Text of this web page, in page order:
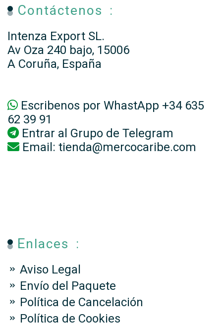
Contáctenos :
Intenza Export SL.
Av Oza 240 bajo, 15006
A Coruña, España
Escribenos por WhastApp +34 635
62 39 91
Entrar al Grupo de Telegram
Email: tienda@mercocaribe.com
Enlaces :
Aviso Legal
Envío del Paquete
Política de Cancelación
Política de Cookies